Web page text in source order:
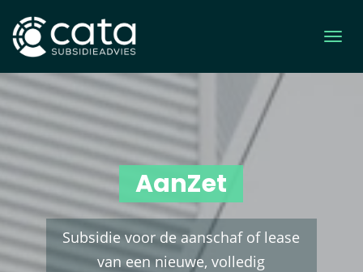
AanZet
Subsidie voor de aanschaf of lease
van een nieuwe, volledig